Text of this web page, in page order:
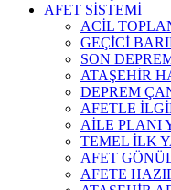
AFET SİSTEMİ
ACİL
GEÇİCİ
SON
ATAŞEHİR
DEPREM
AFETLE
AİLE PLANI
TEMEL İLK
AFET
AFETE